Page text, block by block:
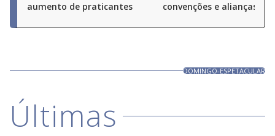
aumento de praticantes
convenções e alianças
DOMINGO-ESPETACULAR
Últimas